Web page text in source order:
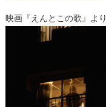
映画『えんとこの歌』より